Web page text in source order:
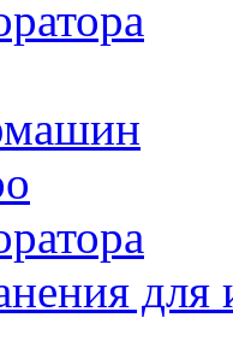
для